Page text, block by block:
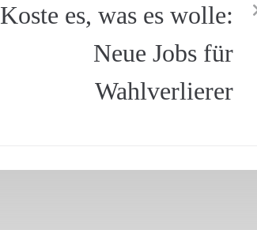
Koste es, was es wolle:
Neue Jobs für
Wahlverlierer